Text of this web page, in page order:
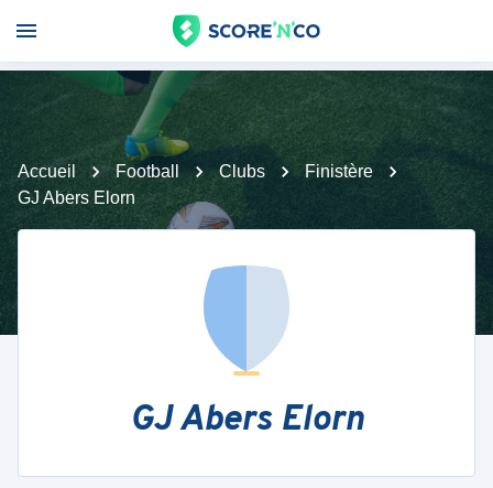
Accueil Football Clubs
Finistère
GJ Abers Elorn
GJ Abers Elorn